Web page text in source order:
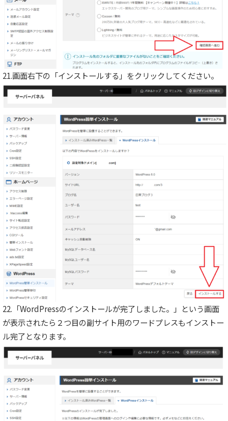
21.画面右下の「インストールする」をクリックしてください。
22.「WordPressのインストールが完了しました。」という画面
が表示されたら２つ目の副サイト用のワードプレスもインストー
ル完了となります。